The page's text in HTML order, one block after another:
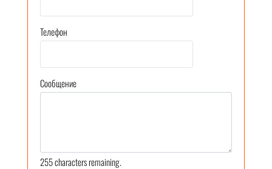
Телефон
Сообщение
255characters remaining.